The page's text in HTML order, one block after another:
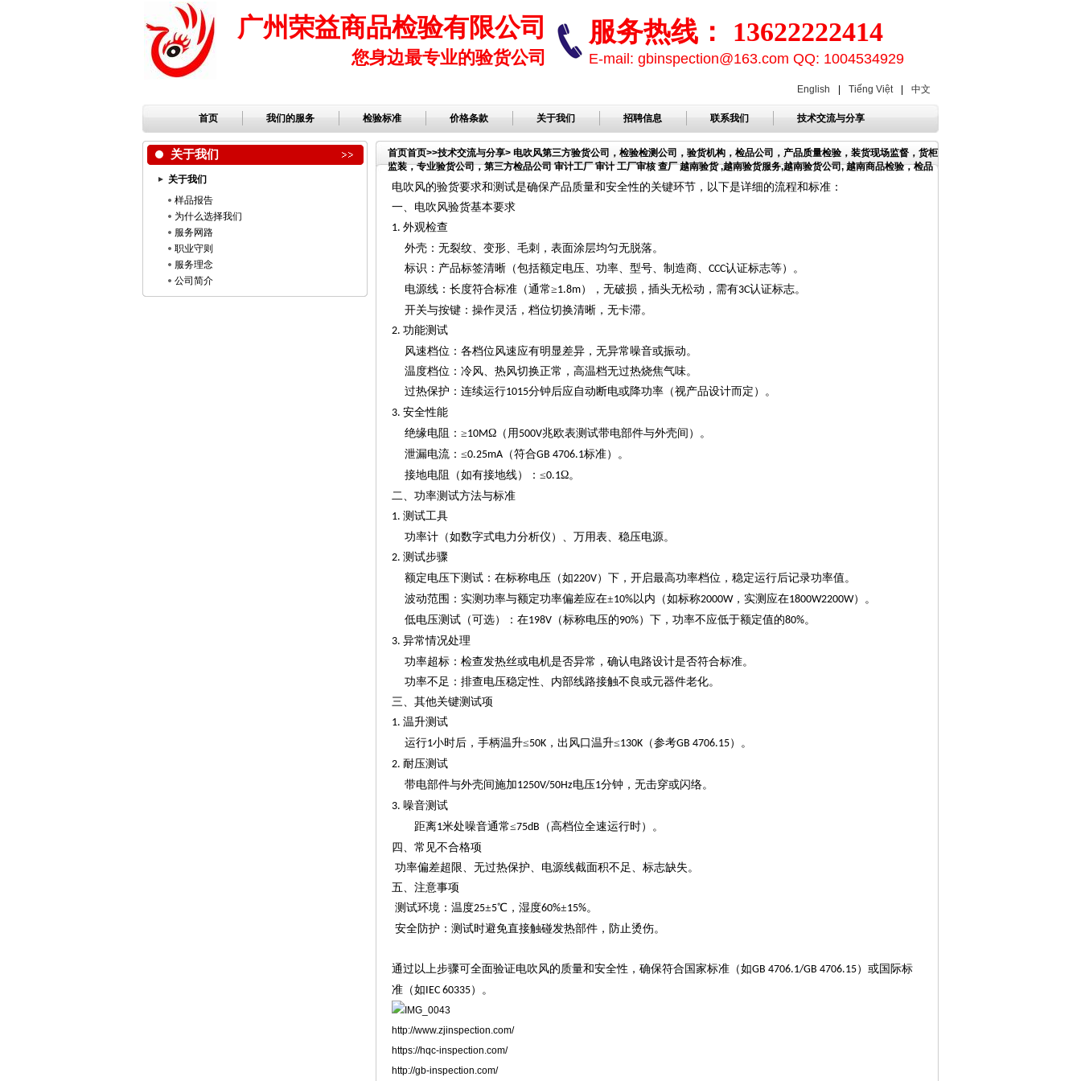
广州荣益商品检验有限公司
您身边最专业的验货公司
服务热线： 13622222414
E-mail: gbinspection@163.com QQ: 1004534929
English Tiếng Việt 中文
首页 我们的服务 检验标准 价格条款 关于我们 招聘信息 联系我们 技术交流与分享
关于我们
关于我们
样品报告
为什么选择我们
服务网路
职业守则
服务理念
公司简介
首页首页>>技术交流与分享> 电吹风第三方验货公司，检验检测公司，验货机构，检品公司，产品质量检验，装货现场监督，货柜
监装，专业验货公司，第三方检品公司 审计工厂 审计 工厂审核 查厂 越南验货 ,越南验货服务,越南验货公司, 越南商品检验，检品
公司，服装检品，鞋子检品公司，验货服务
电吹风的验货要求和测试是确保产品质量和安全性的关键环节，以下是详细的流程和标准：
一、电吹风验货基本要求
1. 外观检查
外壳：无裂纹、变形、毛刺，表面涂层均匀无脱落。
标识：产品标签清晰（包括额定电压、功率、型号、制造商、 CCC认证标志等）。
电源线：长度符合标准（通常≥1.8m），无破损，插头无松动，需有3C认证标志。
开关与按键：操作灵活，档位切换清晰，无卡滞。
2. 功能测试
风速档位：各档位风速应有明显差异，无异常噪音或振动。
温度档位：冷风、热风切换正常，高温档无过热烧焦气味。
过热保护：连续运行1015分钟后应自动断电或降功率（视产品设计而定）。
3. 安全性能
绝缘电阻： ≥10MΩ（用 500V兆欧表测试带电部件与外壳间）。
泄漏电流： ≤0.25mA （符合GB 4706.1标准）。
接地电阻（如有接地线）： ≤0.1Ω。
二、功率测试方法与标准
1. 测试工具
功率计（如数字式电力分析仪）、万用表、稳压电源。
2. 测试步骤
额定电压下测试：在标称电压（如220V）下，开启最高功率档位，稳定运行后记录功率值。
波动范围：实测功率与额定功率偏差应在±10%以内（如标称2000W，实测应在1800W2200W）。
低电压测试（可选）：在198V （标称电压的90%）下，功率不应低于额定值的80%。
3. 异常情况处理
功率超标：检查发热丝或电机是否异常，确认电路设计是否符合标准。
功率不足：排查电压稳定性、内部线路接触不良或元器件老化。
三、其他关键测试项
1. 温升测试
运行1小时后，手柄温升≤50K ，出风口温升≤130K （参考GB 4706.15）。
2. 耐压测试
带电部件与外壳间施加1250V/50Hz电压1分钟，无击穿或闪络。
3. 噪音测试
距离1米处噪音通常≤75dB （高档位全速运行时）。
四、常见不合格项
功率偏差超限、无过热保护、电源线截面积不足、标志缺失。
五、注意事项
测试环境：温度25±5℃，湿度60%±15%。
安全防护：测试时避免直接触碰发热部件，防止烫伤。
通过以上步骤可全面验证电吹风的质量和安全性，确保符合国家标准（如GB 4706.1/GB 4706.15）或国际标
准（如IEC 60335）。
http://www.zjinspection.com/
https://hqc-inspection.com/
http://gb-inspection.com/